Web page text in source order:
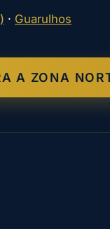
· Guarulhos
A ZONA